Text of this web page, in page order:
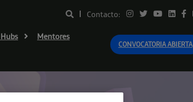
Contacto:
Mentores
CONVOCATORIA ABIERTA